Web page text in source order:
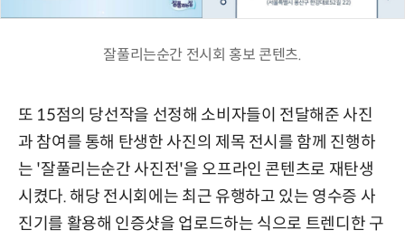
잘풀리는순간 전시회 홍보 콘텐츠.
또 15점의 당선작을 선정해 소비자들이 전달해준 사진
과 참여를 통해 탄생한 사진의 제목 전시를 함께 진행하
는 '잘풀리는순간 사진전'을 오프라인 콘텐츠로 재탄생
시켰다. 해당 전시회에는 최근 유행하고 있는 영수증 사
진기를 활용해 인증샷을 업로드하는 식으로 트렌디한 구